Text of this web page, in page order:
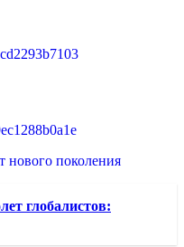
нового поколения
глобалистов: